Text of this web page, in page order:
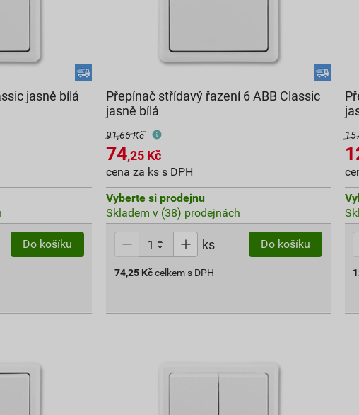
jasně bílá
Do košíku
Přepínač střídavý řazení 6 ABB Classic
jasně bílá
91,66 Kč
74,25 Kč
cena za ks s DPH
Vyberte si prodejnu
Skladem v (38) prodejnách
ks Do košíku
74,25 Kčcelkem s DPH